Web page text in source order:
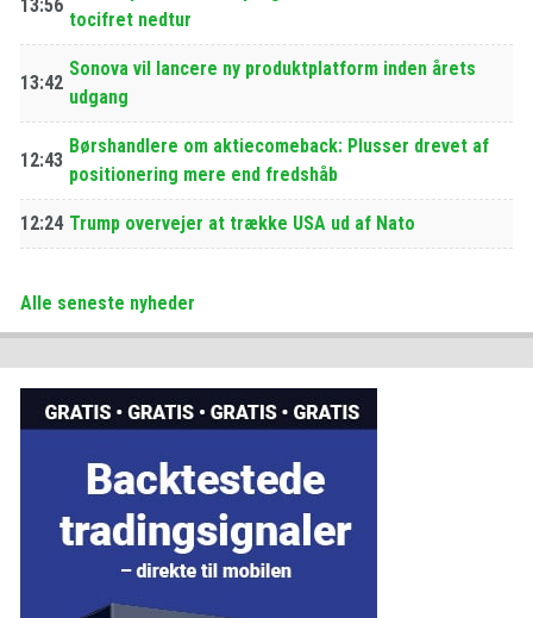
13:56
tocifret nedtur
13:42
Sonova vil lancere ny produktplatform inden årets
udgang
12:43
Børshandlere om aktiecomeback: Plusser drevet af
positionering mere end fredshåb
12:24 Trump overvejer at trække USA ud af Nato
Alle seneste nyheder